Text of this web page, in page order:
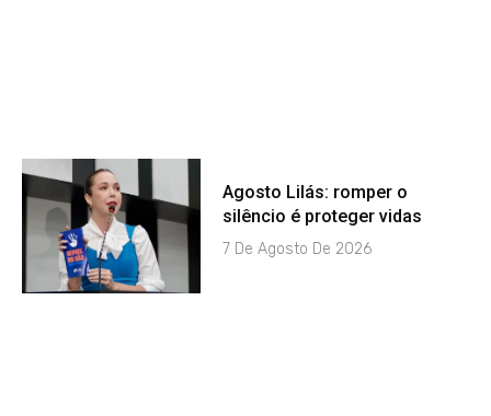
Agosto Lilás: romper o
silêncio é proteger vidas
7 De Agosto De 2026